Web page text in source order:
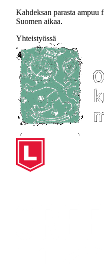
Kahdeksan parasta
Suomen aikaa.
Yhteistyössä